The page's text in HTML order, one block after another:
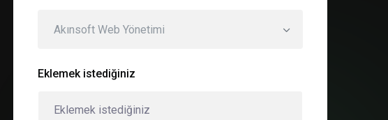
Akınsoft Web Yönetimi
Eklemek istediğiniz